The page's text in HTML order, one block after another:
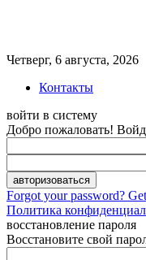
Четверг, 6 августа, 2026
Контакты
войти в систему
Добро пожаловать!
Forgot your password?
Политика
восстановление пароля
Восстановите свой